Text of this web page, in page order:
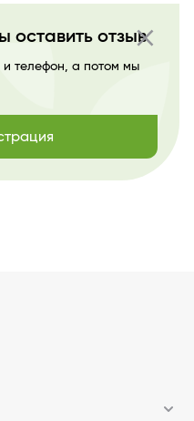
close
оставить отзыв
и телефон, а потом мы